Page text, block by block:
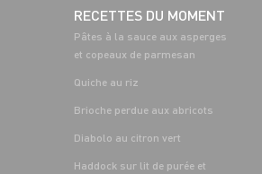
RECETTES DU MOMENT
Pâtes à la sauce aux asperges
et copeaux de parmesan
Quiche au riz
Brioche perdue aux abricots
Diabolo au citron vert
Haddock sur lit de purée et